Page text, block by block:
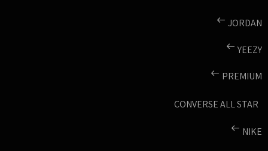
JORDAN
YEEZY
PREMIUM
CONVERSE ALL STAR
NIKE